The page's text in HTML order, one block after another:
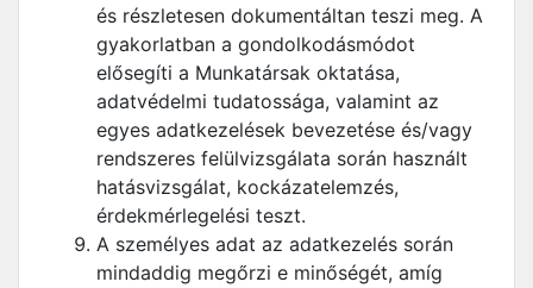
és részletesen dokumentáltan teszi meg. A
gyakorlatban a gondolkodásmódot
elősegíti a Munkatársak oktatása,
adatvédelmi tudatossága, valamint az
egyes adatkezelések bevezetése és/vagy
rendszeres felülvizsgálata során használt
hatásvizsgálat, kockázatelemzés,
érdekmérlegelési teszt.
A személyes adat az adatkezelés során
mindaddig megőrzi e minőségét, amíg